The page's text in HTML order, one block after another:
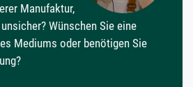
Manufaktur,
Wünschen Sie eine
Mediums oder benötigen Sie